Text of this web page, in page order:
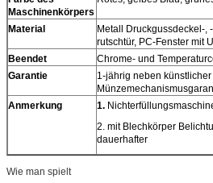
Maschinenkörpers
Material
Metall Druckgussdeckel-,
rutschtür, PC-Fenster mit
Beendet
Chrome- und
Garantie
1-jährig neben
Anmerkung
1.
2. mit Blechkörper
dauerhafter
Wie man spielt